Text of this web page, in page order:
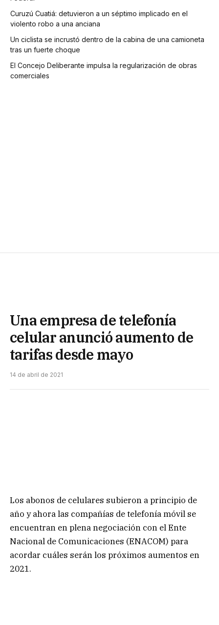
Curuzú Cuatiá: detuvieron a un séptimo implicado en el
violento robo a una anciana
Un ciclista se incrustó dentro de la cabina de una camioneta
tras un fuerte choque
El Concejo Deliberante impulsa la regularización de obras
comerciales
Una empresa de telefonía
celular anunció aumento de
tarifas desde mayo
14 de abril de 2021
Los abonos de celulares subieron a principio de
año y ahora las compañías de telefonía móvil se
encuentran en plena negociación con el Ente
Nacional de Comunicaciones (ENACOM) para
acordar cuáles serán los próximos aumentos en
2021.